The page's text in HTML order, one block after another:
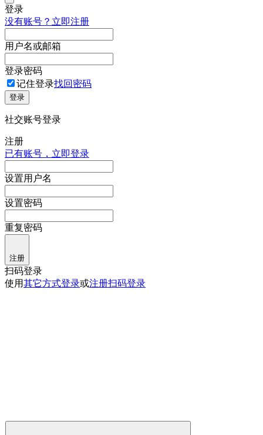
登录
没有账号？立即注册
用户名或邮箱
登录密码
记住登录找回密码
登录
社交账号登录
注册
已有账号，立即登录
设置用户名
设置密码
重复密码
注册
扫码登录
使用其它方式登录或注册扫码登录